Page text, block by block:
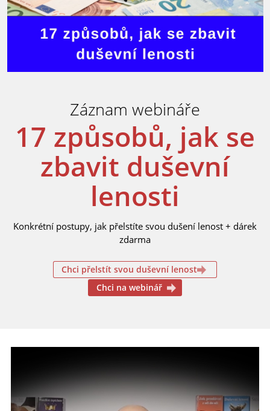
Záznam webináře
17 způsobů, jak se
zbavit duševní
lenosti
Konkrétní postupy, jak přelstíte svou dušení lenost + dárek
zdarma
Chci přelstít svou duševní lenost
Chci na webinář